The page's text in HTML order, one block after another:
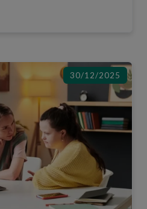
30/12/2025